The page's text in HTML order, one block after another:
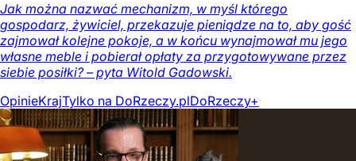
Jak można nazwać mechanizm, w myśl którego
gospodarz, żywiciel, przekazuje pieniądze na to, aby gość
zajmował kolejne pokoje, a w końcu wynajmował mu jego
własne meble i pobierał opłaty za przygotowywane przez
siebie posiłki? – pyta Witold Gadowski.
OpinieKrajTylko na DoRzeczy.plDoRzeczy+